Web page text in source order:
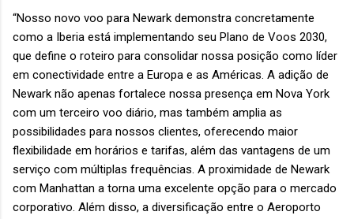
“Nosso novo voo para Newark demonstra concretamente
como a Iberia está implementando seu Plano de Voos 2030,
que define o roteiro para consolidar nossa posição como líder
em conectividade entre a Europa e as Américas. A adição de
Newark não apenas fortalece nossa presença em Nova York
com um terceiro voo diário, mas também amplia as
possibilidades para nossos clientes, oferecendo maior
flexibilidade em horários e tarifas, além das vantagens de um
serviço com múltiplas frequências. A proximidade de Newark
com Manhattan a torna uma excelente opção para o mercado
corporativo. Além disso, a diversificação entre o Aeroporto